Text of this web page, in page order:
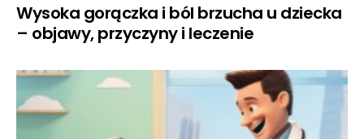
Wysoka gorączka i ból brzucha u dziecka
– objawy, przyczyny i leczenie